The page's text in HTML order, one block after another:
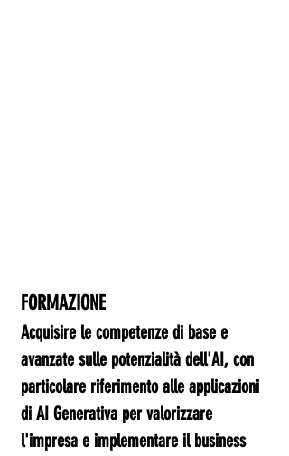
FORMAZIONE
Acquisire le competenze di base e
avanzate sulle potenzialità dell'AI, con
particolare riferimento alle applicazioni
di AI Generativa per valorizzare
l'impresa e implementare il business